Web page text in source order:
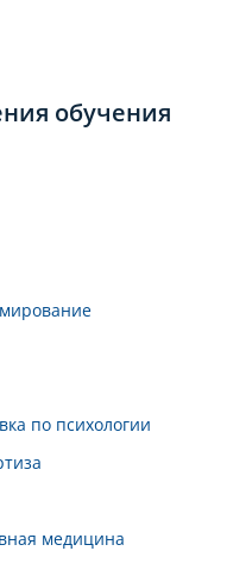
обучения
по психологии
медицина